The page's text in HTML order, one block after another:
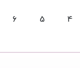
4
5
6